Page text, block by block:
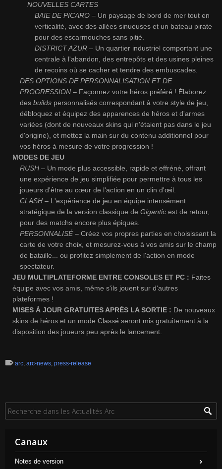
NOUVELLES CARTES
BAIE DE PICARO – Un paysage de bord de mer tout en
verticalité, avec des allées sinueuses et un bateau pirate
pour des escarmouches sans pitié.
DISTRICT AZUR – Un quartier industriel comportant une
centrale à l'abandon, des entrepôts et des usines pleines
de recoins où se cacher et tendre des embuscades.
DES OPTIONS DE PERSONNALISATION ET DE
PROGRESSION – Façonnez votre héros préféré ! Élaborez
des builds personnalisés correspondant à votre style de jeu,
débloquez et équipez des apparences de héros et d'armes
variées (dont de nouveaux skins qui n'étaient pas dans le jeu
d'origine), et mettez la main sur du contenu additionnel pour
vos héros à mesure de votre progression !
MODES DE JEU
RUSH – Un mode plus accessible, rapide et effréné, offrant
une expérience de jeu simplifiée pour permettre à tous les
joueurs d'être au cœur de l'action en un clin d'œil.
CLASH – L'expérience de jeu en équipe intensément
stratégique de la version classique de Gigantic est de retour,
pour des matchs encore plus épiques.
PERSONNALISÉ– Créez vos propres parties en choisissant la
carte de votre choix, et mesurez-vous à vos amis sur le champ
de bataille... ou profitez simplement de l'action en mode
spectateur.
JEU MULTIPLATEFORME ENTRE CONSOLES ET PC : Faites
équipe avec vos amis, même s'ils jouent sur d'autres
plateformes !
MISES À JOUR GRATUITES APRÈS LA SORTIE : De nouveaux
skins de héros et un mode Classé seront mis gratuitement à la
disposition des joueurs peu après le lancement.
arc, arc-news, press-release
Canaux
Notes de version